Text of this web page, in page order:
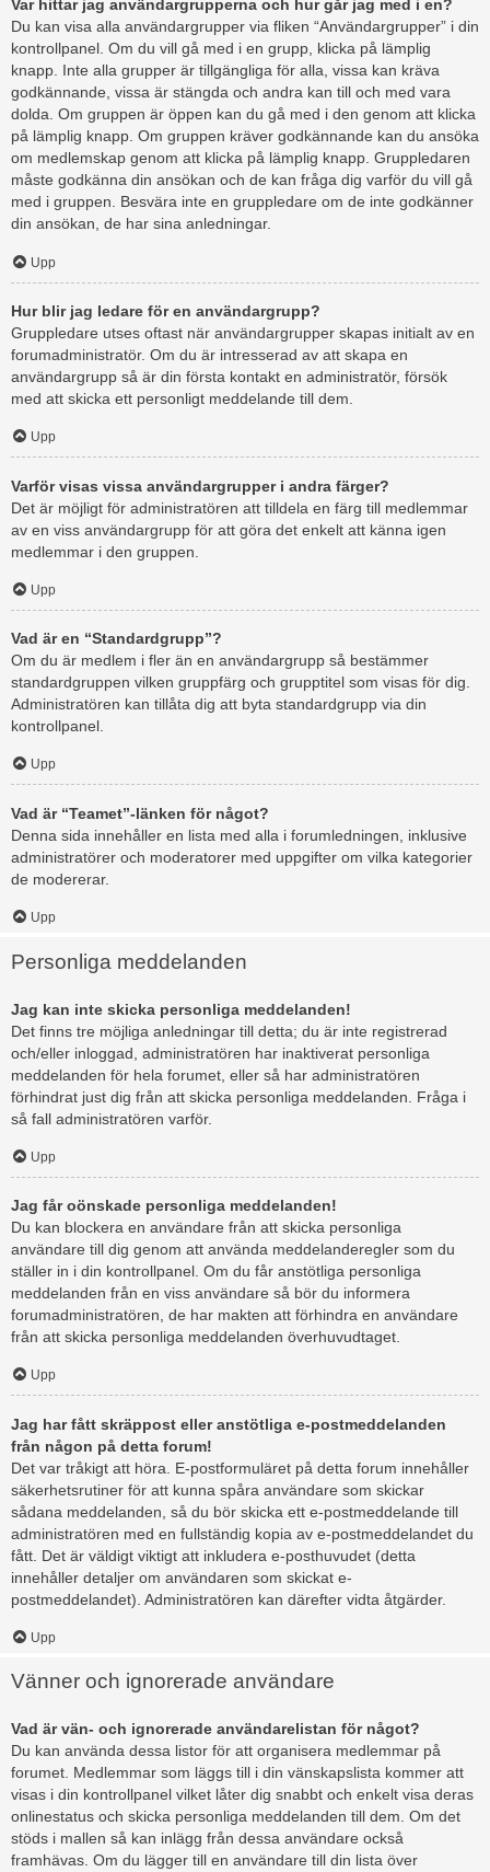
Var hittar jag användargrupperna och hur går jag med i en?
Du kan visa alla användargrupper via fliken “Användargrupper” i din
kontrollpanel. Om du vill gå med i en grupp, klicka på lämplig
knapp. Inte alla grupper är tillgängliga för alla, vissa kan kräva
godkännande, vissa är stängda och andra kan till och med vara
dolda. Om gruppen är öppen kan du gå med i den genom att klicka
på lämplig knapp. Om gruppen kräver godkännande kan du ansöka
om medlemskap genom att klicka på lämplig knapp. Gruppledaren
måste godkänna din ansökan och de kan fråga dig varför du vill gå
med i gruppen. Besvära inte en gruppledare om de inte godkänner
din ansökan, de har sina anledningar.
Upp
Hur blir jag ledare för en användargrupp?
Gruppledare utses oftast när användargrupper skapas initialt av en
forumadministratör. Om du är intresserad av att skapa en
användargrupp så är din första kontakt en administratör, försök
med att skicka ett personligt meddelande till dem.
Upp
Varför visas vissa användargrupper i andra färger?
Det är möjligt för administratören att tilldela en färg till medlemmar
av en viss användargrupp för att göra det enkelt att känna igen
medlemmar i den gruppen.
Upp
Vad är en “Standardgrupp”?
Om du är medlem i fler än en användargrupp så bestämmer
standardgruppen vilken gruppfärg och grupptitel som visas för dig.
Administratören kan tillåta dig att byta standardgrupp via din
kontrollpanel.
Upp
Vad är “Teamet”-länken för något?
Denna sida innehåller en lista med alla i forumledningen, inklusive
administratörer och moderatorer med uppgifter om vilka kategorier
de modererar.
Upp
Personliga meddelanden
Jag kan inte skicka personliga meddelanden!
Det finns tre möjliga anledningar till detta; du är inte registrerad
och/eller inloggad, administratören har inaktiverat personliga
meddelanden för hela forumet, eller så har administratören
förhindrat just dig från att skicka personliga meddelanden. Fråga i
så fall administratören varför.
Upp
Jag får oönskade personliga meddelanden!
Du kan blockera en användare från att skicka personliga
användare till dig genom att använda meddelanderegler som du
ställer in i din kontrollpanel. Om du får anstötliga personliga
meddelanden från en viss användare så bör du informera
forumadministratören, de har makten att förhindra en användare
från att skicka personliga meddelanden överhuvudtaget.
Upp
Jag har fått skräppost eller anstötliga e-postmeddelanden
från någon på detta forum!
Det var tråkigt att höra. E-postformuläret på detta forum innehåller
säkerhetsrutiner för att kunna spåra användare som skickar
sådana meddelanden, så du bör skicka ett e-postmeddelande till
administratören med en fullständig kopia av e-postmeddelandet du
fått. Det är väldigt viktigt att inkludera e-posthuvudet (detta
innehåller detaljer om användaren som skickat e-
postmeddelandet). Administratören kan därefter vidta åtgärder.
Upp
Vänner och ignorerade användare
Vad är vän- och ignorerade användarelistan för något?
Du kan använda dessa listor för att organisera medlemmar på
forumet. Medlemmar som läggs till i din vänskapslista kommer att
visas i din kontrollpanel vilket låter dig snabbt och enkelt visa deras
onlinestatus och skicka personliga meddelanden till dem. Om det
stöds i mallen så kan inlägg från dessa användare också
framhävas. Om du lägger till en användare till din lista över